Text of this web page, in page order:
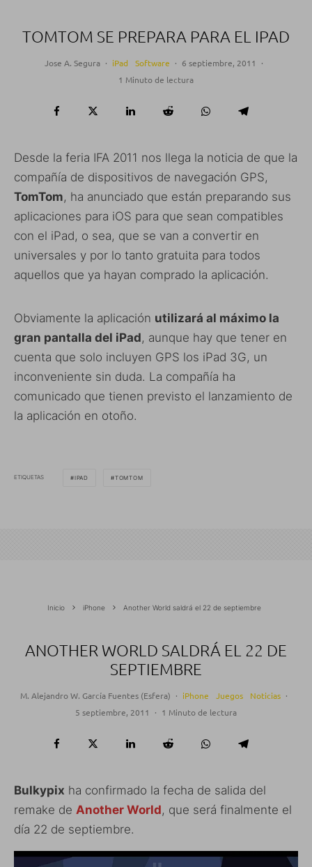
TOMTOM SE PREPARA PARA EL IPAD
Jose A. Segura · iPad Software · 6 septiembre, 2011
·
1 Minuto de lectura
Desde la feria IFA 2011 nos llega la noticia de que la
compañía de dispositivos de navegación GPS,
TomTom, ha anunciado que están preparando sus
aplicaciones para iOS para que sean compatibles
con el iPad, o sea, que se van a convertir en
universales y por lo tanto gratuita para todos
aquellos que ya hayan comprado la aplicación.
Obviamente la aplicación utilizará al máximo la
gran pantalla del iPad, aunque hay que tener en
cuenta que solo incluyen GPS los iPad 3G, un
inconveniente sin duda. La compañía ha
comunicado que tienen previsto el lanzamiento de
la aplicación en otoño.
ETIQUETAS IPAD TOMTOM
Inicio iPhone Another World saldrá el 22 de septiembre
ANOTHER WORLD SALDRÁ EL 22 DE
SEPTIEMBRE
M. Alejandro W. García Fuentes (Esfera) · iPhone Juegos Noticias ·
5 septiembre, 2011
· 1 Minuto de lectura
Bulkypix ha confirmado la fecha de salida del
remake de Another World, que será finalmente el
día 22 de septiembre.